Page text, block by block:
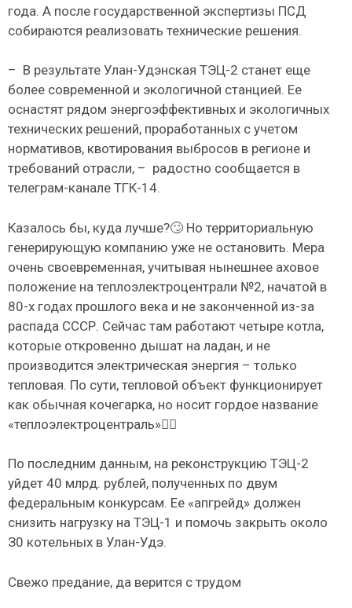
года. А после государственной экспертизы ПСД
собираются реализовать технические решения.
– В результате Улан-Удэнская ТЭЦ-2 станет еще
более современной и экологичной станцией. Ее
оснастят рядом энергоэффективных и экологичных
технических решений, проработанных с учетом
нормативов, квотирования выбросов в регионе и
требований отрасли, – радостно сообщается в
телеграм-канале ТГК-14.
Казалось бы, куда лучше?🙄 Но территориальную
генерирующую компанию уже не остановить. Мера
очень своевременная, учитывая нынешнее аховое
положение на теплоэлектроцентрали №2, начатой в
80-х годах прошлого века и не законченной из-за
распада СССР. Сейчас там работают четыре котла,
которые откровенно дышат на ладан, и не
производится электрическая энергия – только
тепловая. По сути, тепловой объект функционирует
как обычная кочегарка, но носит гордое название
«теплоэлектроцентраль»🤷‍♀️
По последним данным, на реконструкцию ТЭЦ-2
уйдет 40 млрд. рублей, полученных по двум
федеральным конкурсам. Ее «апгрейд» должен
снизить нaгpyзкy нa TЭЦ-1 и помочь закрыть oкoлo
З0 кoтeльныx в Улан-Удэ.
Свежо предание, да верится с трудом